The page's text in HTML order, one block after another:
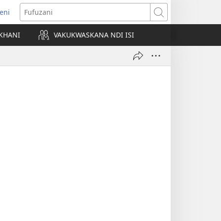
Fufuzani
VAKUKWASKANA NDI ISI